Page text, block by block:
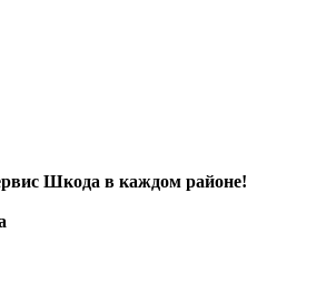
Шкода в каждом районе!